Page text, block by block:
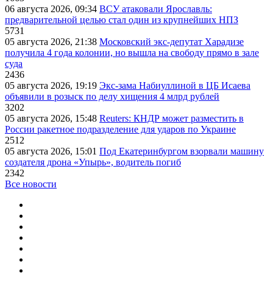
06 августа 2026, 09:34 ВСУ атаковали Ярославль:
предварительной целью стал один из крупнейших НПЗ
5731
05 августа 2026, 21:38 Московский экс-депутат Харадизе
получила 4 года колонии, но вышла на свободу прямо в зале
суда
2436
05 августа 2026, 19:19 Экс-зама Набиуллиной в ЦБ Исаева
объявили в розыск по делу хищения 4 млрд рублей
3202
05 августа 2026, 15:48 Reuters: КНДР может разместить в
России ракетное подразделение для ударов по Украине
2512
05 августа 2026, 15:01 Под Екатеринбургом взорвали машину
создателя дрона «Упырь», водитель погиб
2342
Все новости